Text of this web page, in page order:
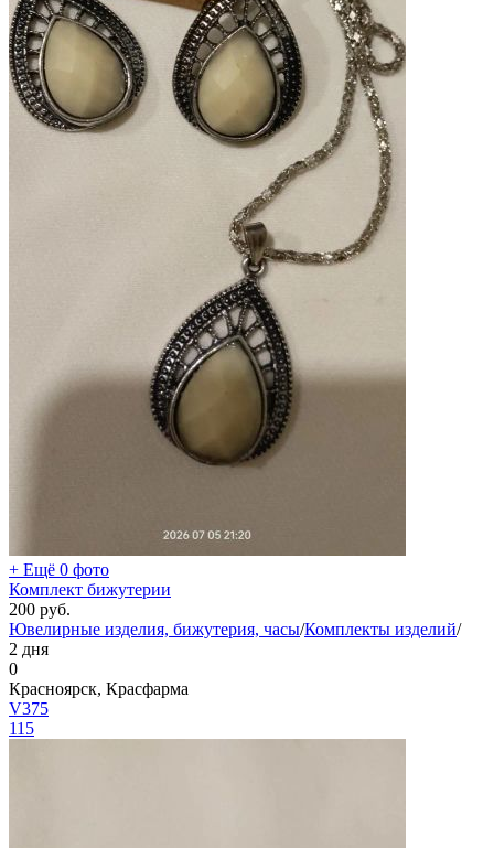
+ Ещё 0 фото
Комплект бижутерии
200 руб.
Ювелирные изделия, бижутерия, часы/Комплекты изделий/
2 дня
0
Красноярск, Красфарма
V375
115